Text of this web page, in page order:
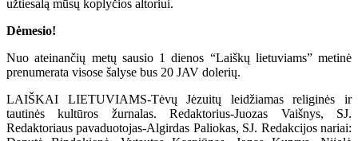
užtiesalą mūsų koplyčios altoriui.
Dėmesio!
Nuo ateinančių metų sausio 1 dienos “Laiškų lietuviams” metinė
prenumerata visose šalyse bus 20 JAV dolerių.
LAIŠKAI LIETUVIAMS-Tėvų Jėzuitų leidžiamas religinės ir
tautinės kultūros žurnalas. Redaktorius-Juozas Vaišnys, SJ.
Redaktoriaus pavaduotojas-Algirdas Paliokas, SJ. Redakcijos nariai: